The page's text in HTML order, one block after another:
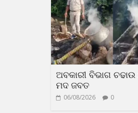
ଅବକାରୀ ବିଭାଗ ଚଢାଉ
ମଦ ଜବତ
06/08/2026 0